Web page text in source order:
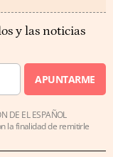
y las noticias
APUNTARME
DE EL ESPAÑOL
la finalidad de remitirle